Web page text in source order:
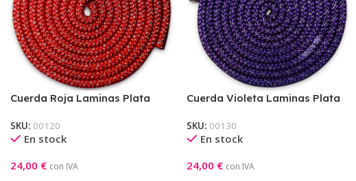
Cuerda Roja Laminas Plata
SKU: 00120
En stock
24,00 € con IVA
Cuerda Violeta Laminas Plata
SKU: 00130
En stock
24,00 € con IVA